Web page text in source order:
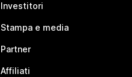
Investitori
Stampa e media
Partner
Affiliati